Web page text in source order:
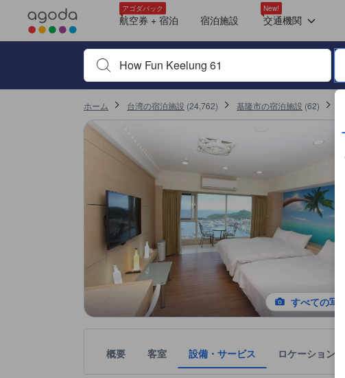
アゴダパック
航空券 + 宿泊 宿泊施設
New!
交通機関
宿泊施設名やキーワードを入力し、矢印キーやタブキーで進み
ホーム 台湾の宿泊施設 (24,762) 基隆市の宿泊施設 (62)
すべての写
概要 客室 設備・サービス ロケーション
デラックススイート (Deluxe Suite)
エリートスイート (Elite Suite)
パノラミック スイート (Panoramic Suite)
スイート デラックス (Suite Deluxe)
エリートスイート (Elite Suite)
ルーム（到着時にルームカテゴリー割当） (Room Assigned on Arrival)
スイート デラックス (Suite Deluxe)
スイート クイーンベッド2台付 (Suite Two Queen Beds)
パノラミック スイート (Panoramic Suite)
デラックススイート (Deluxe Suite)